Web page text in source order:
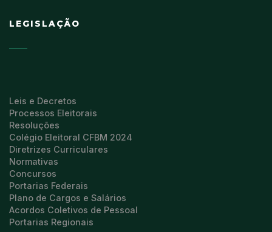
LEGISLAÇÃO
Leis e Decretos
Processos Eleitorais
Resoluções
Colégio Eleitoral CFBM 2024
Diretrizes Curriculares
Normativas
Concursos
Portarias Federais
Plano de Cargos e Salários
Acordos Coletivos de Pessoal
Portarias Regionais